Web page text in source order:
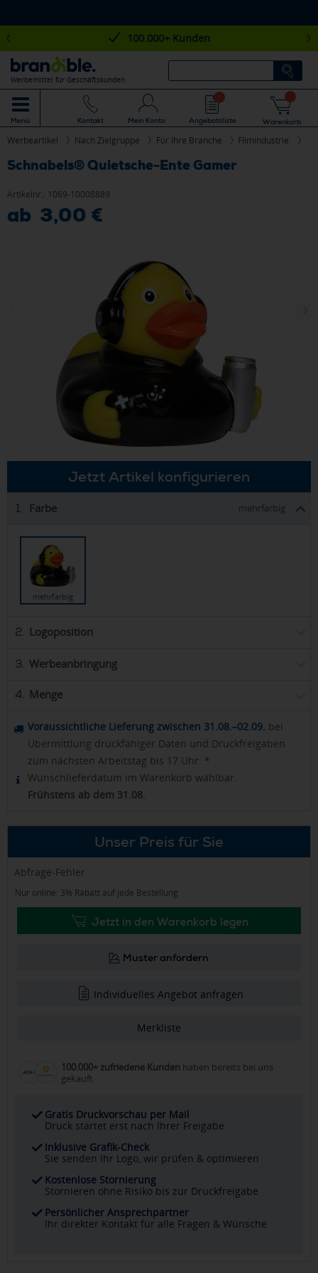
100.000+ Kunden
Werbemittel für Geschäftskunden
Menü Kontakt Mein Konto Angebotsliste Warenkorb
Werbeartikel Nach Zielgruppe Für Ihre Branche Filmindustrie
Schnabels® Quietsche-Ente Gamer
Artikelnr.: 1069-10008889
ab 3,00 €
Jetzt Artikel konfigurieren
1. Farbe mehrfarbig
mehrfarbig
2. Logoposition
3. Werbeanbringung
4. Menge
Voraussichtliche Lieferung zwischen 31.08.–02.09. bei
Übermittlung druckfähiger Daten und Druckfreigaben
zum nächsten Arbeitstag bis 17 Uhr. *
Wunschlieferdatum im Warenkorb wählbar.
Frühstens ab dem 31.08.
Unser Preis für Sie
Abfrage-Fehler
Nur online: 3% Rabatt auf jede Bestellung
Jetzt in den Warenkorb legen
Muster anfordern
Individuelles Angebot anfragen
Merkliste
100.000+ zufriedene Kunden haben bereits bei uns
gekauft
Gratis Druckvorschau per Mail
Druck startet erst nach Ihrer Freigabe
Inklusive Grafik-Check
Sie senden Ihr Logo, wir prüfen & optimieren
Kostenlose Stornierung
Stornieren ohne Risiko bis zur Druckfreigabe
Persönlicher Ansprechpartner
Ihr direkter Kontakt für alle Fragen & Wünsche